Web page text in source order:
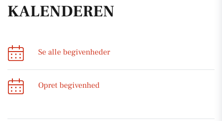
KALENDEREN
Se alle begivenheder
Opret begivenhed